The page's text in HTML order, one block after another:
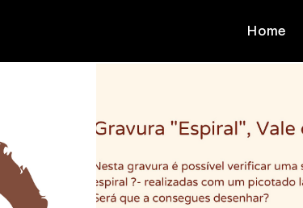
Home